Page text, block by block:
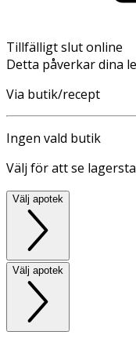
Tillfälligt slut online
Detta påverkar dina
Via butik/recept
Ingen vald butik
Välj för att se
Välj apotek
Välj apotek